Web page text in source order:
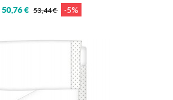
50,76 € 53,44 € -5%